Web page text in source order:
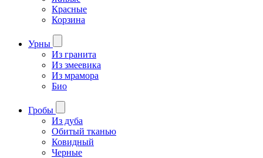
Красные
Корзина
Урны
Из гранита
Из змеевика
Из мрамора
Био
Гробы
Из дуба
Обитый тканью
Ковидный
Черные